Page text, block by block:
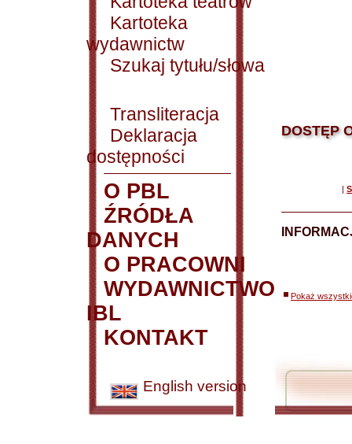
Kartoteka
wydawnictw
Szukaj tytułu/słowa
Transliteracja
Deklaracja
dostępności
O PBL
ŹRÓDŁA
DANYCH
O PRACOWNI
WYDAWNICTWO
IBL
KONTAKT
English version
DOSTĘP
|
Pokaż